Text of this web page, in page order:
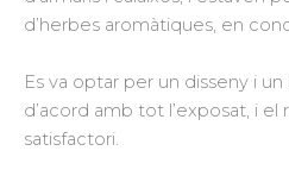
d’herbes aromàtiques, en
Es va optar per un disseny i
d’acord amb tot l’exposat, i
satisfactori.